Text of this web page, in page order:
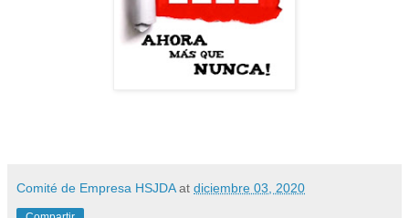
Comité de Empresa HSJDA at diciembre 03, 2020